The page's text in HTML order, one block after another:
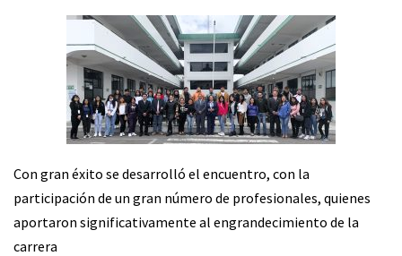
Con gran éxito se desarrolló el encuentro, con la
participación de un gran número de profesionales, quienes
aportaron significativamente al engrandecimiento de la
carrera